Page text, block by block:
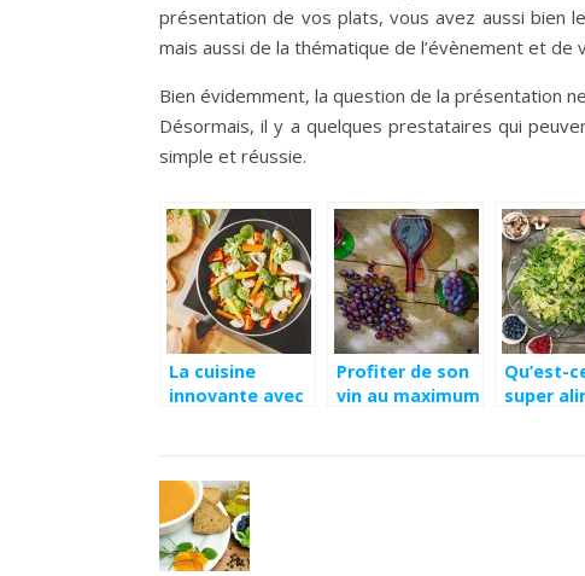
présentation de vos plats, vous avez aussi bien
mais aussi de la thématique de l’évènement et de
Bien évidemment, la question de la présentation
Désormais, il y a quelques prestataires qui
simple et réussie.
La cuisine
innovante avec
Profiter de son
vin au maximum
Qu’est-
super